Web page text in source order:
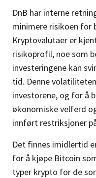
DnB har interne
minimere risikoen for
Kryptovalutaer er
risikoprofil, noe som
investeringene kan
tid. Denne
investorene, og for å
økonomiske velferd
innført restriksjoner
Det finnes imidlertid
for å kjøpe Bitcoin
typer krypto for de